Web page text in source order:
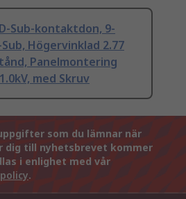
D-Sub-kontaktdon, 9-
Högervinklad 2.77
Panelmontering
med Skruv
som du lämnar när
dig till nyhetsbrevet kommer
i enlighet med vår
.